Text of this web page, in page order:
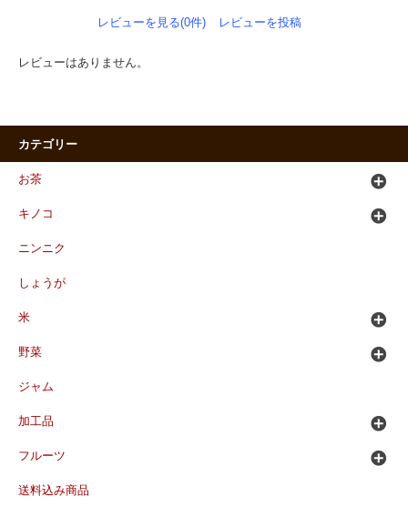
レビューを見る(0件) レビューを投稿
レビューはありません。
カテゴリー
お茶
キノコ
ニンニク
しょうが
米
野菜
ジャム
加工品
フルーツ
送料込み商品